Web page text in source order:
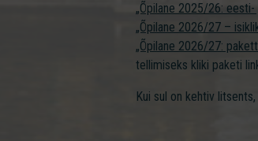
„Õpilane 2025/26:
„Õpilane 2026/27 –
„Õpilane 2026/27:
tellimiseks kliki paketi
Kui sul on kehtiv litsents,